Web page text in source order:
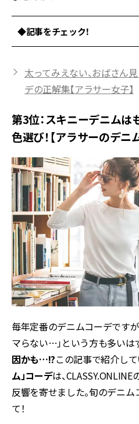
◆記事をチェック！
太ってみえない、おばさん
デの正解集【アラサー女子】
第3位：スキニーデニム
色選び！【アラサーのデニ
毎年定番のデニムコーデです
マらない…」という方も多いは
因かも…!?この記事で紹介し
ム」コーデは、CLASSY.ONLINE
反響を寄せました。旬のデニ
て！